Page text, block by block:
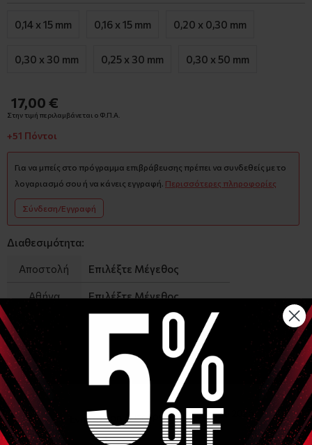
0,14 x 15 mm 0,16 x 15 mm 0,20 x 0,30 mm
0,30 x 30 mm 0,25 x 30 mm 0,30 x 50 mm
17,00 €
Στην τιμή περιλαμβάνεται ο Φ.Π.Α.
+51 Πόντοι
Για να μπείς στο πρόγραμμα επιβράβευσης πρέπει να συνδεθείς με το
λογαριασμό σου ή να κάνεις εγγραφή. Περισσότερες πληροφορίες
Σύνδεση/Εγγραφή
Διαθεσιμότητα:
Αποστολή Επιλέξτε Μέγεθος
Αθήνα Επιλέξτε Μέγεθος
Θεσσαλονίκη Επιλέξτε Μέγεθος
Ηράκλειο
(Κρήτης)
Επιλέξτε Μέγεθος
−